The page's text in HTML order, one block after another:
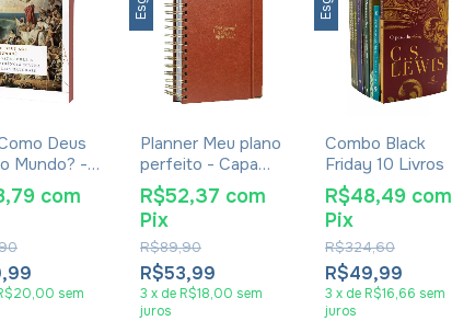
Deus
Mundo? -
sobre a
Divina
Naturais -
Silva
com
sem
Planner Meu plano
perfeito - Capa
Couro Caramelo
R$53,99
R$89,90
R$52,37 com
Pix
3 x de R$18,00 sem
juros
Combo Black
Friday 10 Livros
R$49,99
R$324,60
R$48,49 com
Pix
3 x de R$16,66 sem
juros